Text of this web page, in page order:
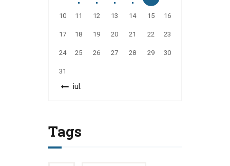
10 11 12 13 14 15 16
17 18 19 20 21 22 23
24 25 26 27 28 29 30
31
« iul.
Tags